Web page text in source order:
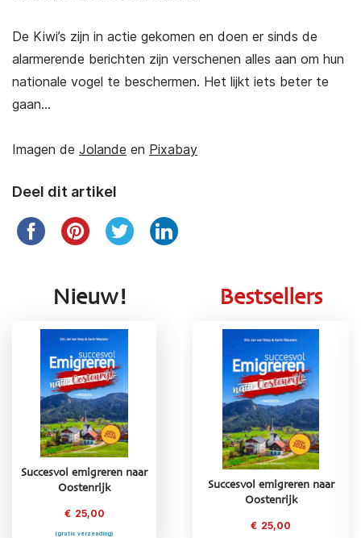
De Kiwi’s zijn in actie gekomen en doen er sinds de
alarmerende berichten zijn verschenen alles aan om hun
nationale vogel te beschermen. Het lijkt iets beter te
gaan…
Imagen de Jolande en Pixabay
Deel dit artikel
Nieuw!
Succesvol emigreren naar
Oostenrijk
€ 25,00
(gratis verzending)
Bestsellers
Succesvol emigreren naar
Succesvol emigreren naar
Oostenrijk
€ 25,00